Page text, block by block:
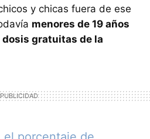
y chicas fuera de ese
menores de 19 años
gratuitas de la